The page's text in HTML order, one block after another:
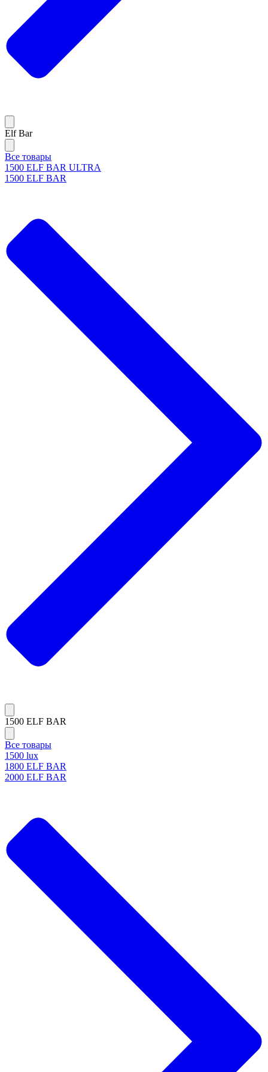
Elf Bar
Все товары
1500 ELF BAR ULTRA
1500 ELF BAR
1500 ELF BAR
Все товары
1500 lux
1800 ELF BAR
2000 ELF BAR